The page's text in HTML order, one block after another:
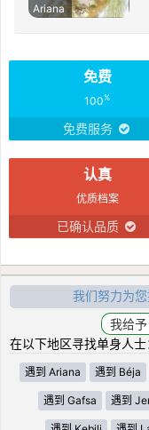
Ariana
免费
100%
免费服务
认真
优质档案
已确认品质
我们努力为
在以下地区寻找单身人
遇到 Ariana 遇到 Béja
遇到 Gafsa 遇到